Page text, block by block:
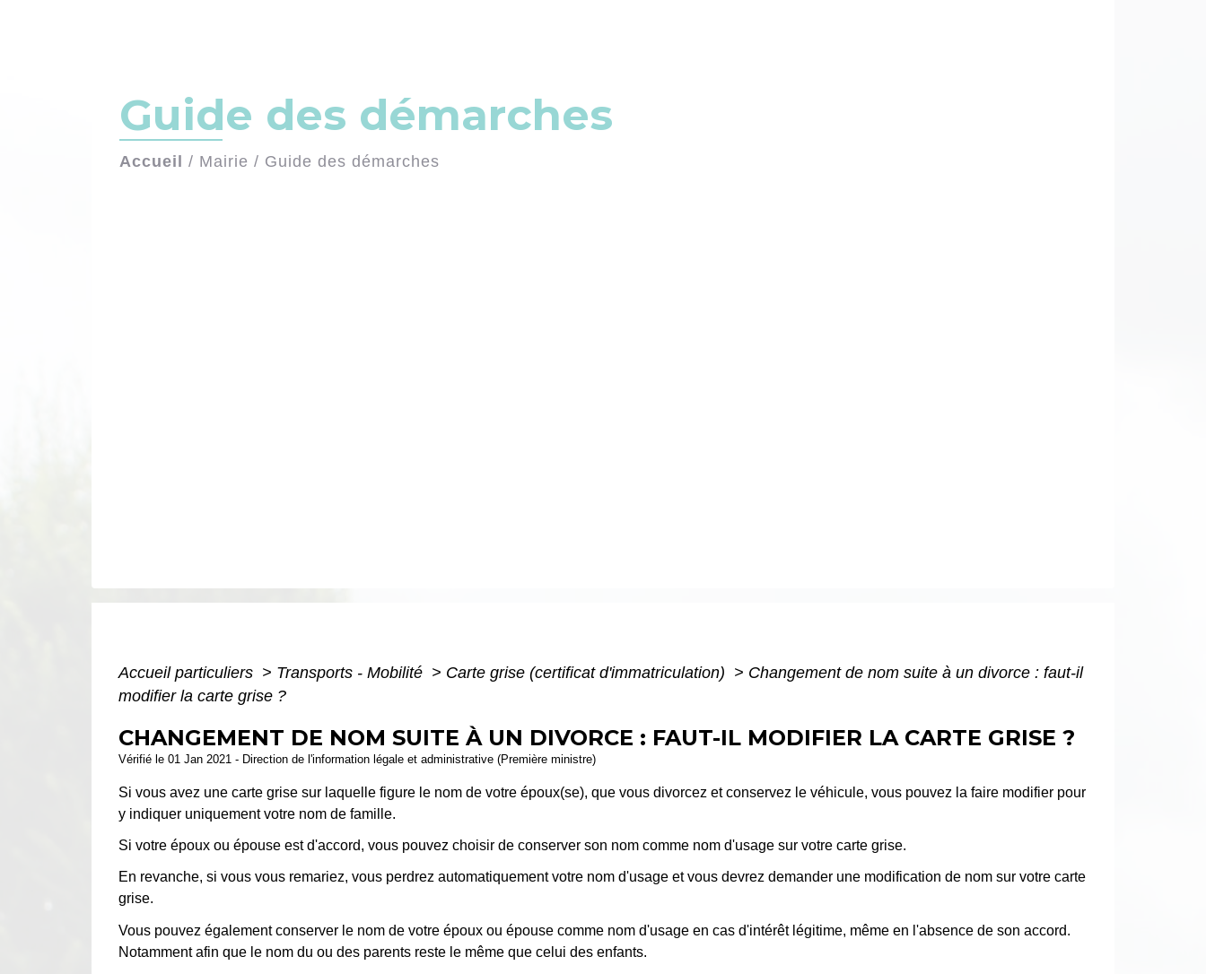
Guide des démarches
Accueil / Mairie / Guide des démarches
Accueil particuliers > Transports - Mobilité > Carte grise (certificat d'immatriculation) > Changement de nom suite à un divorce : faut-il
modifier la carte grise ?
CHANGEMENT DE NOM SUITE À UN DIVORCE : FAUT-IL MODIFIER LA CARTE GRISE ?
Vérifié le 01 Jan 2021 - Direction de l'information légale et administrative (Première ministre)
Si vous avez une carte grise sur laquelle figure le nom de votre époux(se), que vous divorcez et conservez le véhicule, vous pouvez la faire modifier pour
y indiquer uniquement votre nom de famille.
Si votre époux ou épouse est d'accord, vous pouvez choisir de conserver son nom comme nom d'usage sur votre carte grise.
En revanche, si vous vous remariez, vous perdrez automatiquement votre nom d'usage et vous devrez demander une modification de nom sur votre carte
grise.
Vous pouvez également conserver le nom de votre époux ou épouse comme nom d'usage en cas d'intérêt légitime, même en l'absence de son accord.
Notamment afin que le nom du ou des parents reste le même que celui des enfants.